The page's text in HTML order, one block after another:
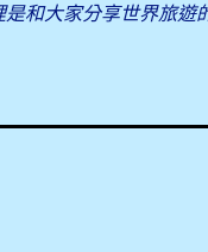
是和大家分享世界旅遊